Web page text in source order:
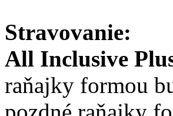
Stravovanie:
All Inclusive
raňajky formou